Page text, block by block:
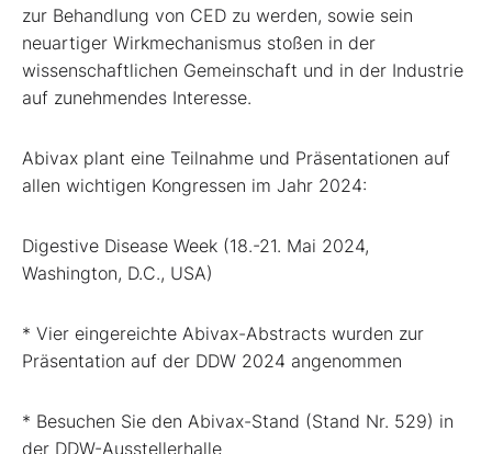
zur Behandlung von CED zu werden, sowie sein
neuartiger Wirkmechanismus stoßen in der
wissenschaftlichen Gemeinschaft und in der Industrie
auf zunehmendes Interesse.
Abivax plant eine Teilnahme und Präsentationen auf
allen wichtigen Kongressen im Jahr 2024:
Digestive Disease Week (18.-21. Mai 2024,
Washington, D.C., USA)
* Vier eingereichte Abivax-Abstracts wurden zur
Präsentation auf der DDW 2024 angenommen
* Besuchen Sie den Abivax-Stand (Stand Nr. 529) in
der DDW-Ausstellerhalle